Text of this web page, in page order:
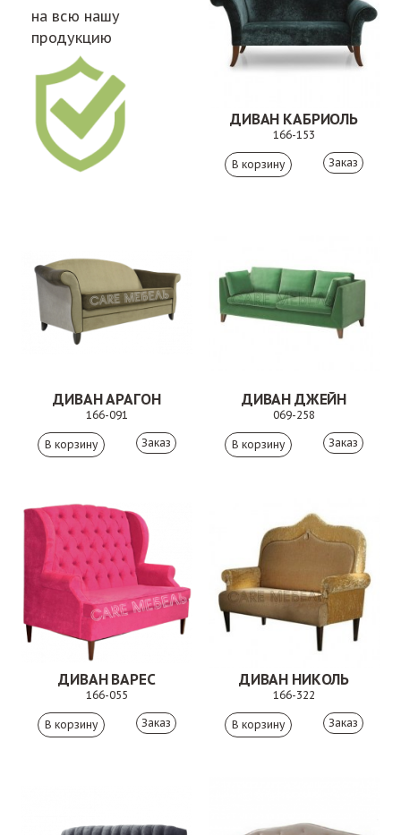
на всю нашу
продукцию
ДИВАН КАБРИОЛЬ
166-153
Заказ
ДИВАН АРАГОН
166-091
Заказ
ДИВАН ДЖЕЙН
069-258
Заказ
ДИВАН ВАРЕС
166-055
Заказ
ДИВАН НИКОЛЬ
166-322
Заказ